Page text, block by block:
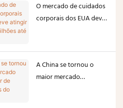
O mercado de cuidados
corporais dos EUA deve
A China se tornou o
maior mercado